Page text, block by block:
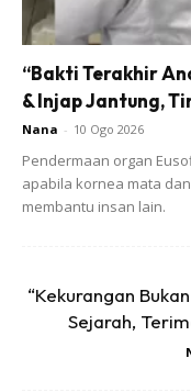
Prof Madya Dr Nik
Puan Maryam
Hasmie. Daftar
https://
anak-ketat-ketat/
“Bakti Terakhir
& Injap Jantung,
Nana - 10 Ogo 2026
Pendermaan organ
apabila kornea mata
membantu insan lain.
“Kekurangan
Sejarah,